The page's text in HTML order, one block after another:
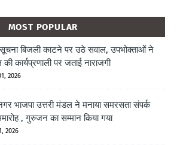
MOST POPULAR
सूचना बिजली काटने पर उठे सवाल, उपभोक्ताओं ने
की कार्यप्रणाली पर जताई नाराजगी
2026
भाजपा उत्तरी मंडल ने मनाया समरसता संपर्क
, गुरुजन का सम्मान किया गया
2026